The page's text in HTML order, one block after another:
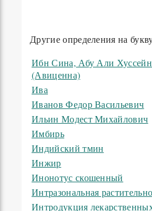
Другие определения на
Ибн Сина, Абу Али
(Авиценна)
Ива
Иванов Федор Васильевич
Ильин Модест Михайлович
Имбирь
Индийский тмин
Инжир
Инонотус скошенный
Интразональная
Интродукция